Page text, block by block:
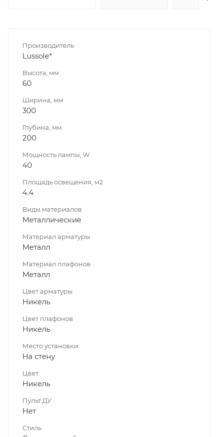
Производитель
Lussole*
Высота, мм
60
Ширина, мм
300
Глубина, мм
200
Мощность лампы, W
40
Площадь освещения, м2
4.4
Виды материалов
Металлические
Материал арматуры
Металл
Материал плафонов
Металл
Цвет арматуры
Никель
Цвет плафонов
Никель
Место установки
На стену
Цвет
Никель
Пульт ДУ
Нет
Стиль